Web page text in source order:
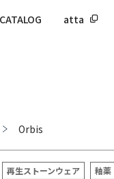
CATALOG atta
Orbis
再生ストーンウェア 釉薬